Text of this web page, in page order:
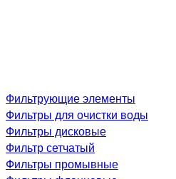
Фильтрующие элементы
Фильтры для очистки воды
Фильтры дисковые
Фильтр сетчатый
Фильтры промывные